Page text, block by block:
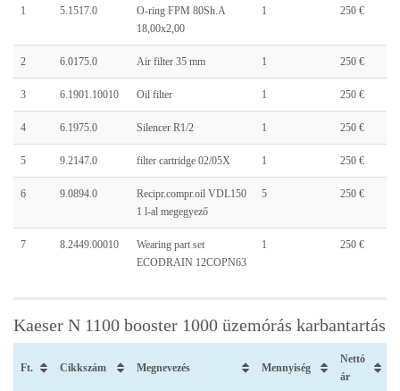
1 5.1517.0
O-ring FPM 80Sh.A
18,00x2,00
1 250 €
2 6.0175.0 Air filter 35 mm 1 250 €
3 6.1901.10010 Oil filter 1 250 €
4 6.1975.0 Silencer R1/2 1 250 €
5 9.2147.0 filter cartridge 02/05X 1 250 €
6 9.0894.0
Recipr.compr.oil VDL150
1 l-al megegyező
5 250 €
7 8.2449.00010
Wearing part set
ECODRAIN 12COPN63
1 250 €
Kaeser N 1100 booster 1000 üzemórás karbantartás
Ft. Cikkszám Megnevezés Mennyiség
Nettó
ár